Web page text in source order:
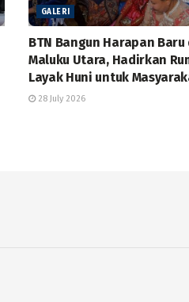
GALERI
BTN Bangun Harapan Baru
Maluku Utara, Hadirkan
Layak Huni untuk
28 July 2026